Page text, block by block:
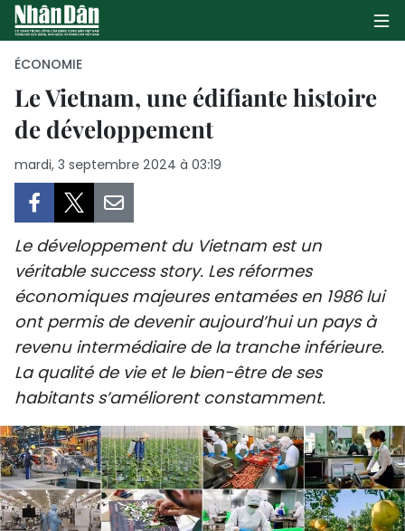
PAGE D'ACCUEIL
POLITIQUE
SOCIÉTÉ
CULTURE
TOURISME
ENVIRONNEMENT
SPORT
FRANCOPHONIE
PAYS NATAL
ÉCONOMIE
Le Vietnam, une édifiante histoire
de développement
mardi, 3 septembre 2024 à 03:19
Le développement du Vietnam est un
véritable success story. Les réformes
économiques majeures entamées en 1986 lui
ont permis de devenir aujourd’hui un pays à
revenu intermédiaire de la tranche inférieure.
La qualité de vie et le bien-être de ses
habitants s’améliorent constamment.